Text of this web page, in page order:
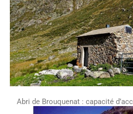
Abri de Brouquenat : capacité